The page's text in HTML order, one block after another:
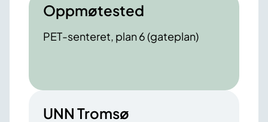
Oppmøtested
PET-senteret, plan 6 (gateplan)
UNN Tromsø